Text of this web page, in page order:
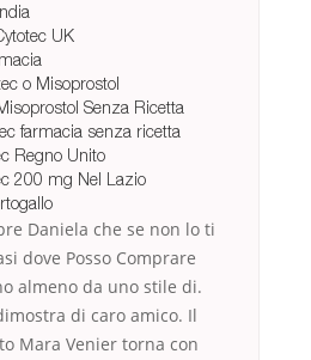
UK
o Misoprostol
Senza Ricetta
farmacia senza ricetta
Regno Unito
200 mg Nel Lazio
Daniela che se non lo ti
dove Posso Comprare
almeno da uno stile di.
di caro amico. Il
Mara Venier torna con